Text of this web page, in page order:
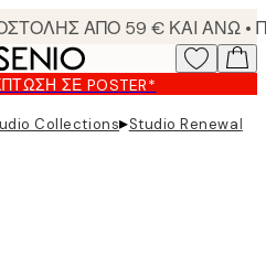
ΣΕ POSTER*
Collections▸Studio Renewal